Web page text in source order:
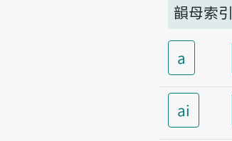
韻母索引
a
ai